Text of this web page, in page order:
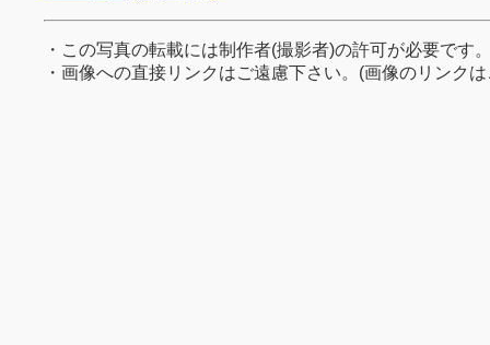
・この写真の転載には制作者(撮影者)の許可が必要です
・画像への直接リンクはご遠慮下さい。(画像のリンク